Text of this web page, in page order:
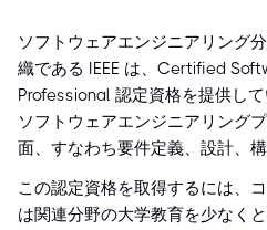
ソフトウェアエンジニアリング
織である IEEE は、Certified
Professional 認定資格を提供して
ソフトウェアエンジニアリング
面、すなわち要件定義、設計、
この認定資格を取得するには、
は関連分野の大学教育を少なく